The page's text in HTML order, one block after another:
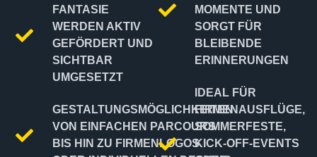
FANTASIE
WERDEN AKTIV
GEFÖRDERT UND
SICHTBAR
UMGESETZT
GESTALTUNGSMÖGLICHKEITEN
VON EINFACHEN PARCOURS
BIS HIN ZU FIRMENLOGOS
MOMENTE UND
SORGT FÜR
BLEIBENDE
ERINNERUNGEN
IDEAL FÜR
FIRMENAUSFLÜGE,
SOMMERFESTE,
KICK-OFF-EVENTS